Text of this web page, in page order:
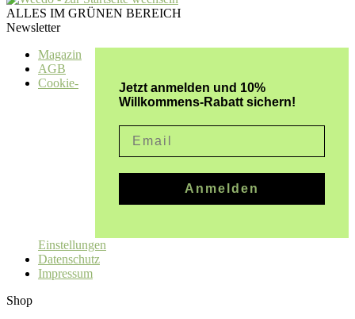
ALLES IM GRÜNEN BEREICH
Newsletter
Jetzt anmelden und 10%
Willkommens-Rabatt sichern!
Anmelden
Magazin
AGB
Cookie-
Einstellungen
Datenschutz
Impressum
Shop